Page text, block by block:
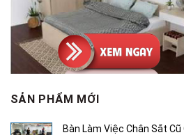
SẢN PHẨM MỚI
Bàn Làm Việc Chân Sắt Cũ